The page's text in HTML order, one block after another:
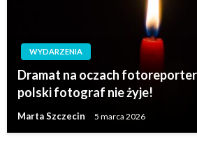
WYDARZENIA
Dramat na oczach
polski fotograf nie żyje!
Marta Szczecin 5 marca 2026